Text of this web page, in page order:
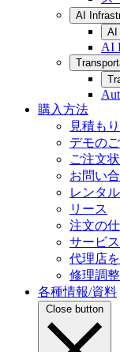
AI
AI
AI
購入方法
見積も
デモの
ご注文
お問い
レンタ
リース
注文の
サービ
代理店
修理調
各種情報/資料
Close button